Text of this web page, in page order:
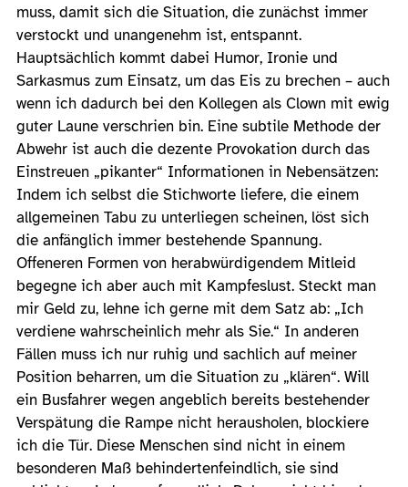
muss, damit sich die Situation, die zunächst immer
verstockt und unangenehm ist, entspannt.
Hauptsächlich kommt dabei Humor, Ironie und
Sarkasmus zum Einsatz, um das Eis zu brechen – auch
wenn ich dadurch bei den Kollegen als Clown mit ewig
guter Laune verschrien bin. Eine subtile Methode der
Abwehr ist auch die dezente Provokation durch das
Einstreuen „pikanter“ Informationen in Nebensätzen:
Indem ich selbst die Stichworte liefere, die einem
allgemeinen Tabu zu unterliegen scheinen, löst sich
die anfänglich immer bestehende Spannung.
Offeneren Formen von herabwürdigendem Mitleid
begegne ich aber auch mit Kampfeslust. Steckt man
mir Geld zu, lehne ich gerne mit dem Satz ab: „Ich
verdiene wahrscheinlich mehr als Sie.“ In anderen
Fällen muss ich nur ruhig und sachlich auf meiner
Position beharren, um die Situation zu „klären“. Will
ein Busfahrer wegen angeblich bereits bestehender
Verspätung die Rampe nicht herausholen, blockiere
ich die Tür. Diese Menschen sind nicht in einem
besonderen Maß behindertenfeindlich, sie sind